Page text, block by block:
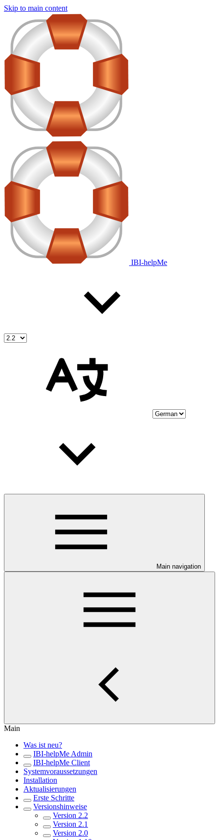
Skip to main content
IBI-helpMe
Main navigation
Main
Was ist neu?
IBI-helpMe Admin
IBI-helpMe Client
Systemvoraussetzungen
Installation
Aktualisierungen
Erste Schritte
Versionshinweise
Version 2.2
Version 2.1
Version 2.0